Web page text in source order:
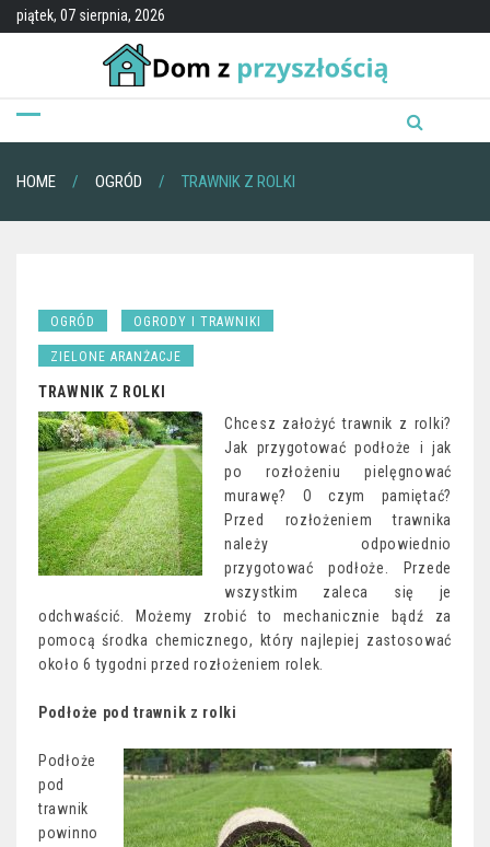
piątek, 07 sierpnia, 2026
HOME OGRÓD TRAWNIK Z ROLKI
OGRÓD OGRODY I TRAWNIKI
ZIELONE ARANŻACJE
TRAWNIK Z ROLKI
Chcesz założyć trawnik z rolki?
Jak przygotować podłoże i jak
po rozłożeniu pielęgnować
murawę? O czym pamiętać?
Przed rozłożeniem trawnika
należy odpowiednio
przygotować podłoże. Przede
wszystkim zaleca się je
odchwaścić. Możemy zrobić to mechanicznie bądź za
pomocą środka chemicznego, który najlepiej zastosować
około 6 tygodni przed rozłożeniem rolek.
Podłoże pod trawnik z rolki
Podłoże
pod
trawnik
powinno